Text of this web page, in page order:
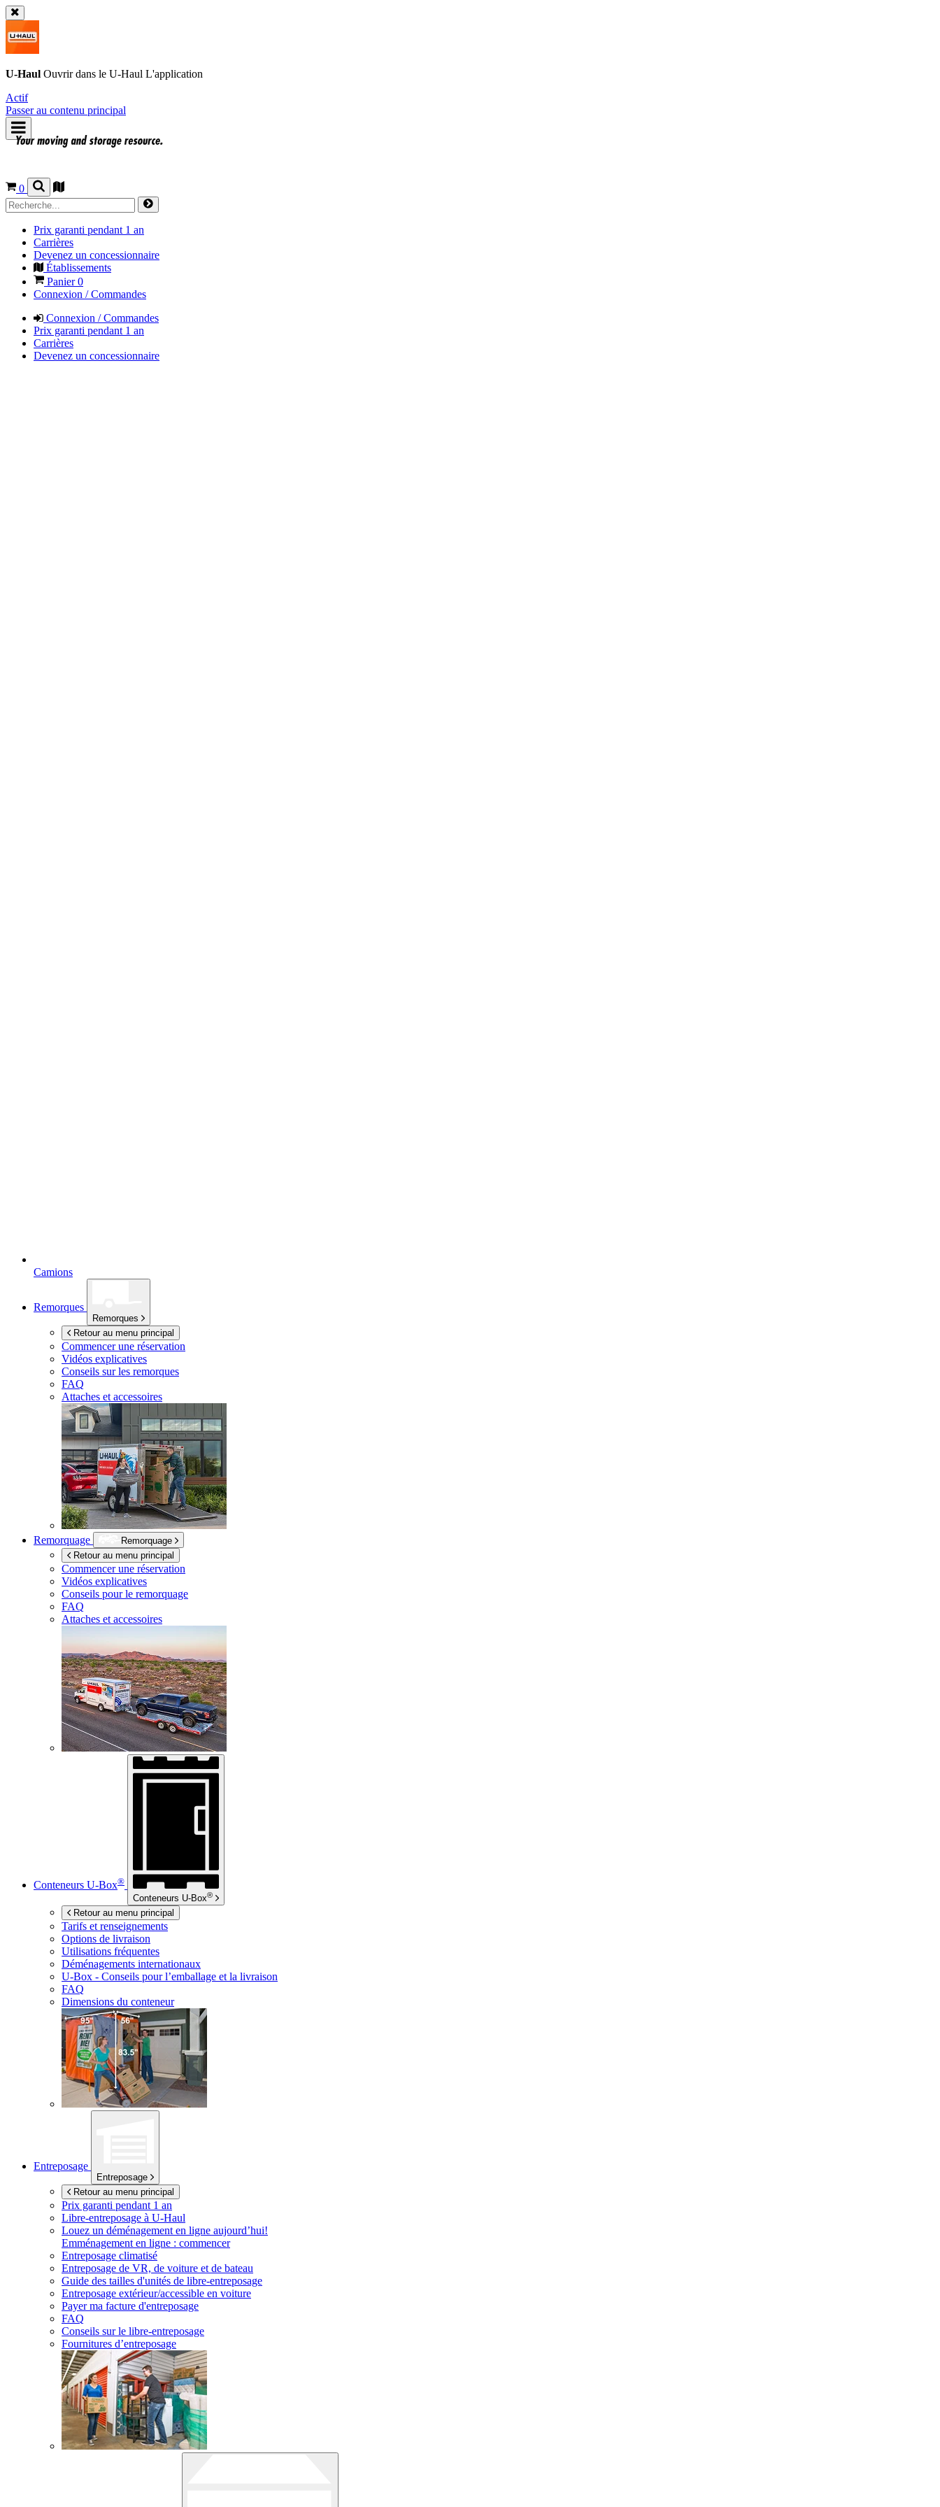
U-Haul Ouvrir dans le U-Haul L'application
Actif
Passer au contenu principal
0
Prix garanti pendant 1 an
Carrières
Devenez un concessionnaire
Établissements
Panier0
Connexion / Commandes
Connexion / Commandes
Prix garanti pendant 1 an
Carrières
Devenez un concessionnaire
Camions
Remorques
Remorques
Retour au menu principal
Commencer une réservation
Vidéos explicatives
Conseils sur les remorques
FAQ
Attaches et accessoires
Remorquage
Remorquage
Retour au menu principal
Commencer une réservation
Vidéos explicatives
Conseils pour le remorquage
FAQ
Attaches et accessoires
Conteneurs U-Box®
Conteneurs U-Box®
Retour au menu principal
Tarifs et renseignements
Options de livraison
Utilisations fréquentes
Déménagements internationaux
U-Box - Conseils pour l’emballage et la livraison
FAQ
Dimensions du conteneur
Entreposage
Entreposage
Retour au menu principal
Prix garanti pendant 1 an
Libre-entreposage à U-Haul
Louez un déménagement en ligne aujourd’hui!
Emménagement en ligne : commencer
Entreposage climatisé
Entreposage de VR, de voiture et de bateau
Guide des tailles d'unités de libre-entreposage
Entreposage extérieur/accessible en voiture
Payer ma facture d'entreposage
FAQ
Conseils sur le libre-entreposage
Fournitures d’entreposage